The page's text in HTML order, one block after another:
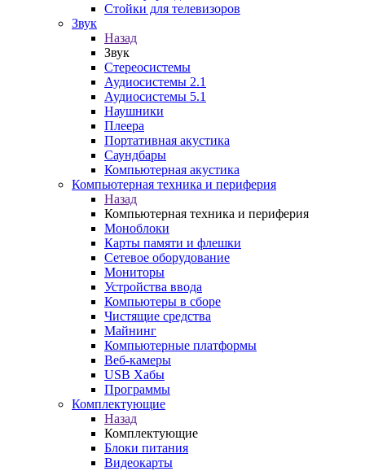
Стойки для телевизоров
Звук
Назад
Звук
Стереосистемы
Аудиосистемы 2.1
Аудиосистемы 5.1
Наушники
Плеера
Портативная акустика
Саундбары
Компьютерная акустика
Компьютерная техника и периферия
Назад
Компьютерная техника и периферия
Моноблоки
Карты памяти и флешки
Сетевое оборудование
Мониторы
Устройства ввода
Компьютеры в сборе
Чистящие средства
Майнинг
Компьютерные платформы
Веб-камеры
USB Хабы
Программы
Комплектующие
Назад
Комплектующие
Блоки питания
Видеокарты